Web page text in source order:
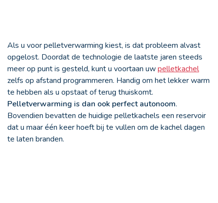
Als u voor pelletverwarming kiest, is dat probleem alvast
opgelost. Doordat de technologie de laatste jaren steeds
meer op punt is gesteld, kunt u voortaan uwpelletkachel
zelfs op afstand programmeren. Handig om het lekker warm
te hebben als u opstaat of terug thuiskomt.
Pelletverwarming is dan ook perfect autonoom.
Bovendien bevatten de huidige pelletkachels een reservoir
dat u maar één keer hoeft bij te vullen om de kachel dagen
te laten branden.